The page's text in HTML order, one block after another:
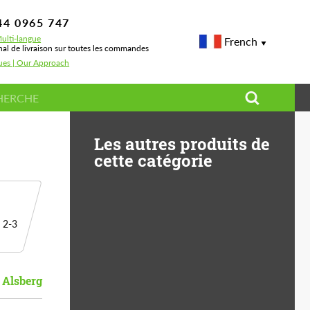
0965 747
langue
de livraison sur toutes les commandes
| Our Approach
French
2-3
Les autres produits de
cette catégorie